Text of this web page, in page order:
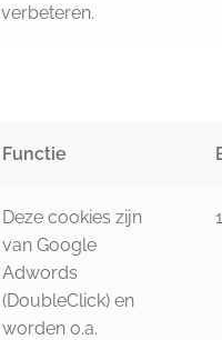
verbeteren.
Functie
Deze cookies zijn
van Google
Adwords
(DoubleClick) en
worden o.a.